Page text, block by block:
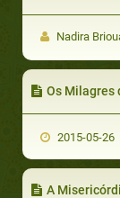
Nadira
Os Milagres
2015-05-26
A